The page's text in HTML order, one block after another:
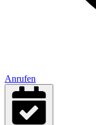
Anrufen